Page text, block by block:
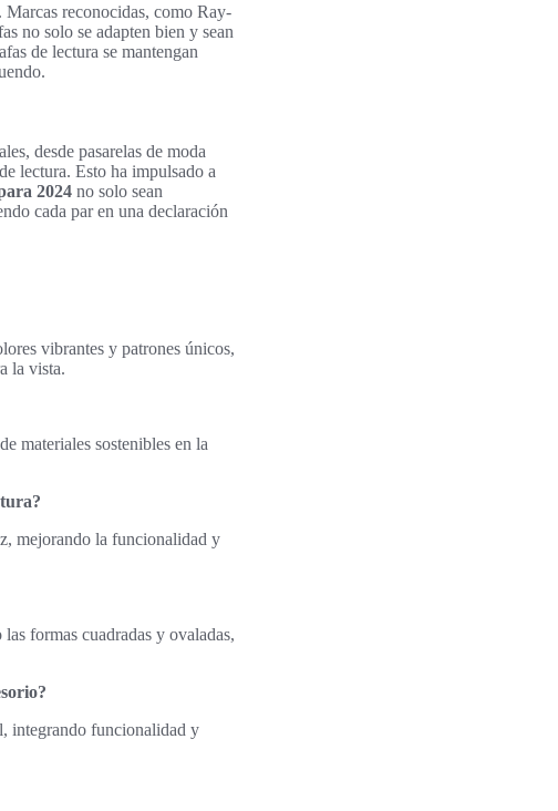
reconocidas, como Ray-
no solo se adapten bien y sean
de lectura se mantengan
desde pasarelas de moda
lectura. Esto ha impulsado a
2024 no solo sean
cada par en una declaración
vibrantes y patrones únicos,
la vista.
materiales sostenibles en la
mejorando la funcionalidad y
formas cuadradas y ovaladas,
integrando funcionalidad y